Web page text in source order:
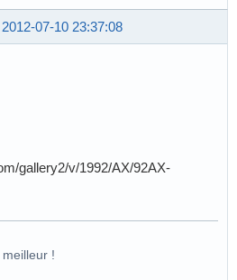
2012-07-10 23:37:08
gallery2/v/1992/AX/92AX-
!